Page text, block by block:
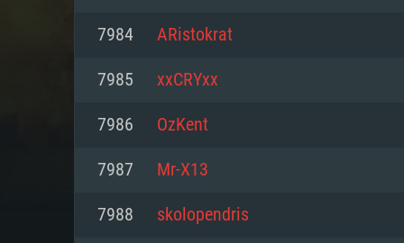
7984 ARistokrat
7985 xxCRYxx
7986 OzKent
7987 Mr-X13
7988 skolopendris